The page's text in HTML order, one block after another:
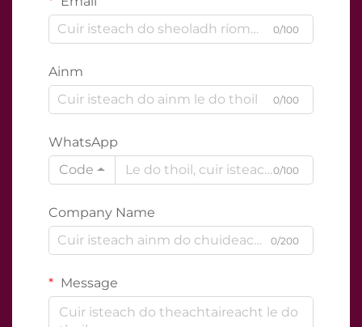
0/100
Ainm
0/100
WhatsApp
Code
0/100
Company Name
0/200
Message